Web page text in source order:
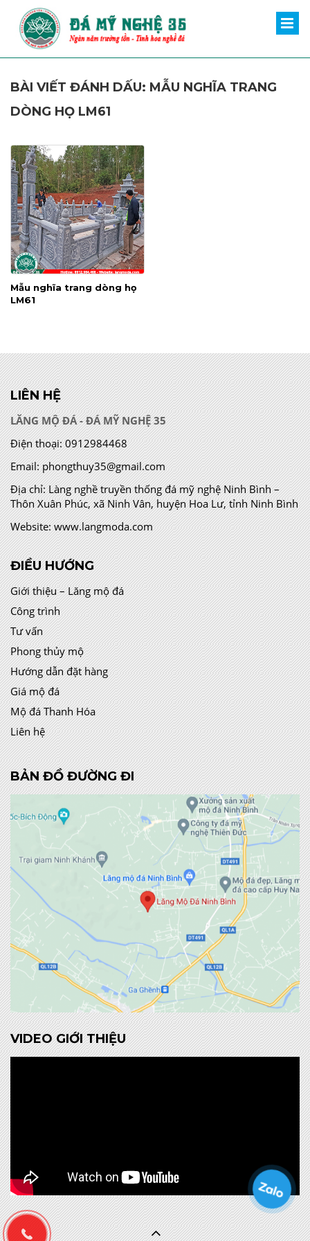
BÀI VIẾT ĐÁNH DẤU: MẪU NGHĨA TRANG
DÒNG HỌ LM61
Mẫu nghĩa trang dòng họ
LM61
LIÊN HỆ
LĂNG MỘ ĐÁ - ĐÁ MỸ NGHỆ 35
Điện thoại: 0912984468
Email: phongthuy35@gmail.com
Địa chỉ:Làng nghề truyền thống đá mỹ nghệ Ninh Bình –
Thôn Xuân Phúc, xã Ninh Vân, huyện Hoa Lư, tỉnh Ninh Bình
Website: www.langmoda.com
ĐIỀU HƯỚNG
Giới thiệu – Lăng mộ đá
Công trình
Tư vấn
Phong thủy mộ
Hướng dẫn đặt hàng
Giá mộ đá
Mộ đá Thanh Hóa
Liên hệ
BẢN ĐỒ ĐƯỜNG ĐI
VIDEO GIỚI THIỆU